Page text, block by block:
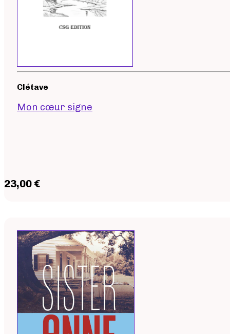
Clétave
Mon cœur signe
23,00 €